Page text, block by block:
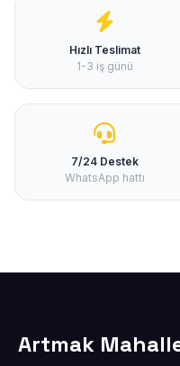
Hızlı Teslimat
1-3 iş günü
7/24 Destek
WhatsApp hattı
Artmak